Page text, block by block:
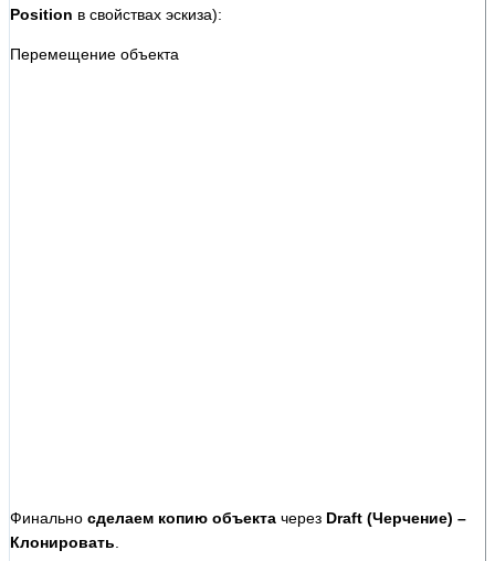
Position в свойствах эскиза):
Перемещение объекта
Финально сделаем копию объекта через Draft (Черчение) –
Клонировать